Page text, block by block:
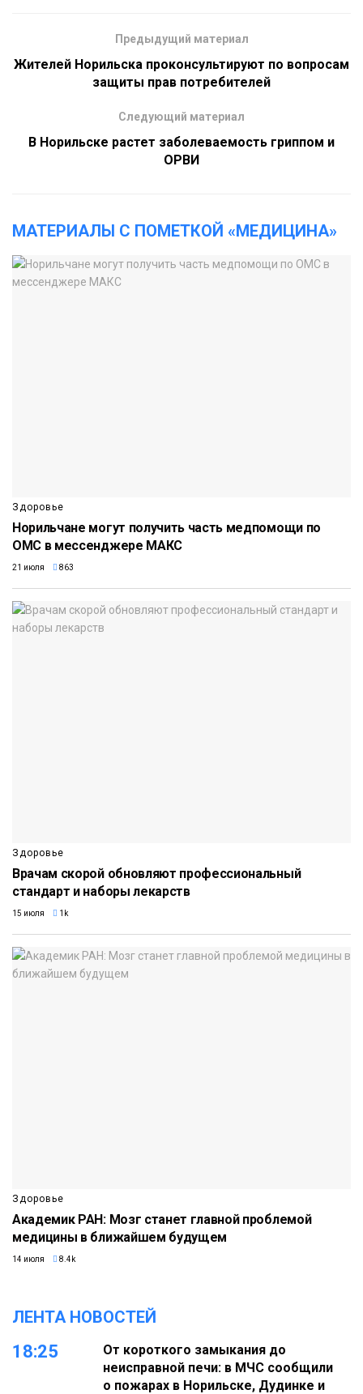
Предыдущий материал
Жителей Норильска проконсультируют по вопросам
защиты прав потребителей
Следующий материал
В Норильске растет заболеваемость гриппом и
ОРВИ
МАТЕРИАЛЫ С ПОМЕТКОЙ «МЕДИЦИНА»
Здоровье
Норильчане могут получить часть медпомощи по
ОМС в мессенджере МАКС
21 июля 863
Здоровье
Врачам скорой обновляют профессиональный
стандарт и наборы лекарств
15 июля 1k
Здоровье
Академик РАН: Мозг станет главной проблемой
медицины в ближайшем будущем
14 июля 8.4k
ЛЕНТА НОВОСТЕЙ
18:25
От короткого замыкания до
неисправной печи: в МЧС сообщили
о пожарах в Норильске, Дудинке и